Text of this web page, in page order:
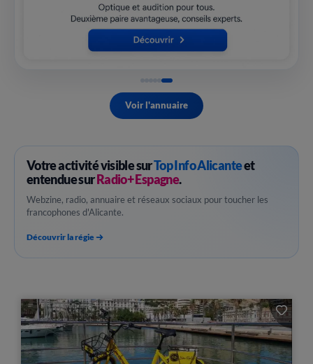
Voir l'annuaire
Votre activité visible surTop Info Alicanteet
entendue surRadio+ Espagne.
Webzine, radio, annuaire et réseaux sociaux pour toucher les
francophones d'Alicante.
Découvrir la régie